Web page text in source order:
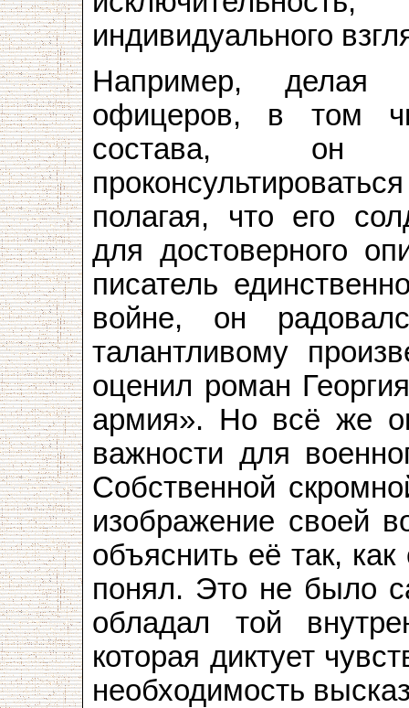
индивидуального
Например, делая
офицеров, в том
состава, он
полагая, что его
для достоверного
писатель
войне, он
талантливому
оценил роман
армия». Но всё же
важности для
Собственной
изображение своей
объяснить её так,
понял. Это не было
обладал той
которая диктует
необходимость